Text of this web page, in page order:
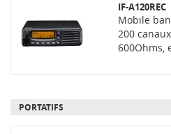
IF-A120REC
Mobile
200
600Ohms,
PORTATIFS